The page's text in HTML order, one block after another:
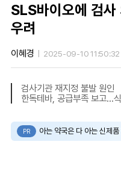
SLS바이오에 검사
우려
이혜경 2025-09-10 11:50:32
검사기관 재지정 불발 원인
한독테바, 공급부족 보고...
PR 아는 약국은 다 아는 신제품